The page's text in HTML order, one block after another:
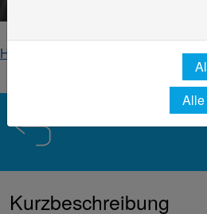
Hochschule
Home
Angewandte
Kurzbeschreibung